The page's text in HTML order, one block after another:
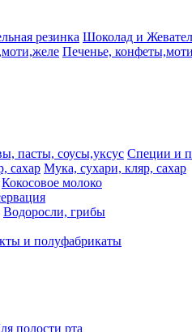
Шоколад и
Печенье,
Специи и
Мука, сухари, кляр, сахар
Кокосовое молоко
Водоросли, грибы
и полуфабрикаты
полости рта